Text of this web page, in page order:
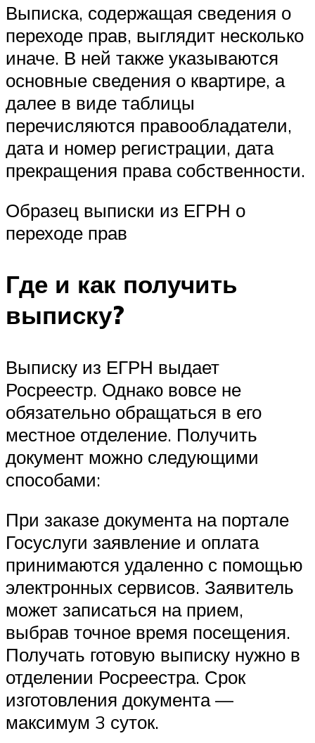
Выписка, содержащая сведения о
переходе прав, выглядит несколько
иначе. В ней также указываются
основные сведения о квартире, а
далее в виде таблицы
перечисляются правообладатели,
дата и номер регистрации, дата
прекращения права собственности.
Образец выписки из ЕГРН о
переходе прав
Где и как получить
выписку?
Выписку из ЕГРН выдает
Росреестр. Однако вовсе не
обязательно обращаться в его
местное отделение. Получить
документ можно следующими
способами:
При заказе документа на портале
Госуслуги заявление и оплата
принимаются удаленно с помощью
электронных сервисов. Заявитель
может записаться на прием,
выбрав точное время посещения.
Получать готовую выписку нужно в
отделении Росреестра. Срок
изготовления документа —
максимум 3 суток.